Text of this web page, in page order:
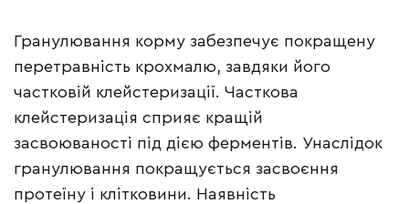
Гранулювання корму забезпечує покращену
перетравність крохмалю, завдяки його
частковій клейстеризації. Часткова
клейстеризація сприяє кращій
засвоюваності під дією ферментів. Унаслідок
гранулювання покращується засвоєння
протеїну і клітковини. Наявність